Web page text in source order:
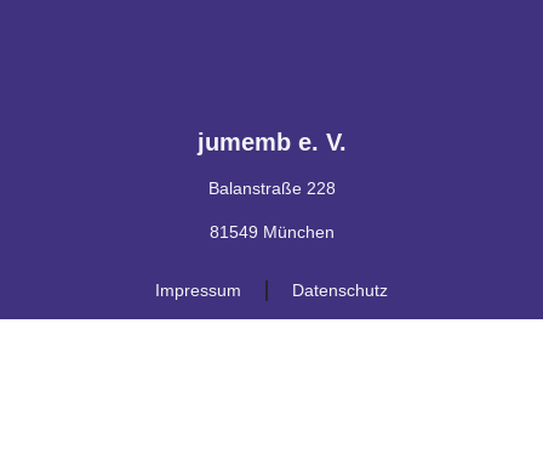
jumemb e. V.
Balanstraße 228
81549 München
Impressum Datenschutz